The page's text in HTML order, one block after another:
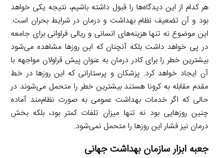
هر کدام از این دیدگاه‌ها را قبول داشته باشیم، نتیجه یکی خواهد
بود و آن تضعیف نظام بهداشت و درمان در شرایط بحران است.
این موضوع نه تنها هزینه‌های انسانی و ریالی فراوانی برای جامعه
در پی خواهد داشت بلکه آنچنان که این روزها مشاهده می‌شود
بیشترین خطر را برای کادر درمان به عنوان پیش قراولان مواجهه با
آن ایجاد خواهد کرد. پزشکان و پرستارانی که این روزها در خط
مقدم مقابله به کرونا هستند بیشترین خطر را متحمل می‌شوند در
حالی که اگر خدمات بهداشت عمومی به صورت نظام‌مند آماده
چنین روزهایی بود نه تنها میزان تلفات کمتر بود، بلکه بخش
درمان نیز فشار این روزها را متحمل نمی‌شود.
جعبه ابزار سازمان بهداشت جهانی